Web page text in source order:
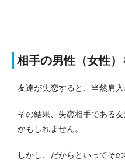
相手の男性（女性
友達が失恋すると、当然肩入
その結果、失恋相手である
かもしれません。
しかし、だからといってそ